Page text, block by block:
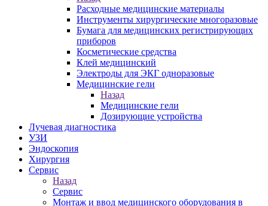
Расходные медицинские материалы
Инструменты хирургические многоразовые
Бумага для медицинских регистрирующих
приборов
Косметические средства
Клей медицинский
Электроды для ЭКГ одноразовые
Медицинские гели
Назад
Медицинские гели
Дозирующие устройства
Лучевая диагностика
УЗИ
Эндоскопия
Хирургия
Сервис
Назад
Сервис
Монтаж и ввод медицинского оборудования в